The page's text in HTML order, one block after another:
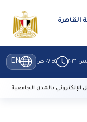
القاهرة
٠٧:٥٤ ص EN
بالمدن الجامعية